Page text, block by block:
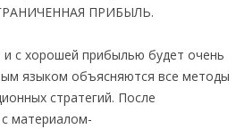
ПРИБЫЛЬ.
и с хорошей прибылью будет очень
языком объясняются все методы
стратегий. После
материалом-